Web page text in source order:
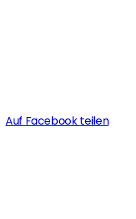
Auf Facebook teilen